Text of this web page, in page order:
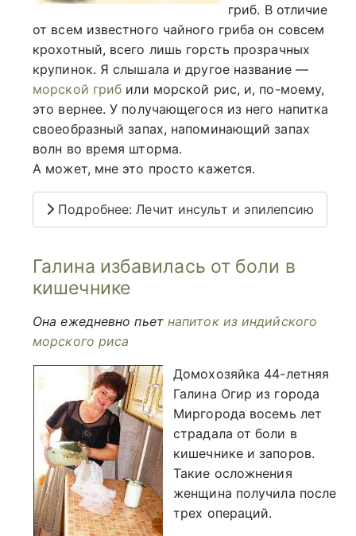
гриб. В отличие
от всем известного чайного гриба он совсем
крохотный, всего лишь горсть прозрачных
крупинок. Я слышала и другое название —
морской гриб или морской рис, и, по-моему,
это вернее. У получающегося из него напитка
своеобразный запах, напоминающий запах
волн во время шторма.
А может, мне это просто кажется.
Подробнее: Лечит инсульт и эпилепсию
Галина избавилась от боли в
кишечнике
Она ежедневно пьет напиток из индийского
морского риса
Домохозяйка 44-летняя
Галина Огир из города
Миргорода восемь лет
страдала от боли в
кишечнике и запоров.
Такие осложнения
женщина получила после
трех операций.